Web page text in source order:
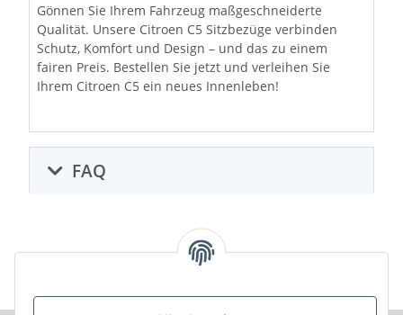
Gönnen Sie Ihrem Fahrzeug maßgeschneiderte
Qualität. Unsere Citroen C5 Sitzbezüge verbinden
Schutz, Komfort und Design – und das zu einem
fairen Preis. Bestellen Sie jetzt und verleihen Sie
Ihrem Citroen C5 ein neues Innenleben!
FAQ